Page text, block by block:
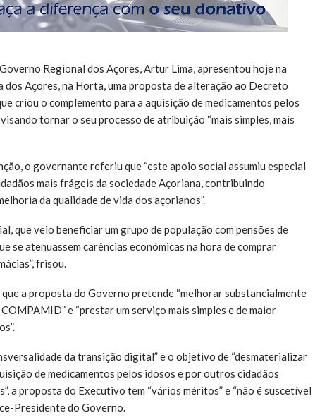
Regional dos Açores, Artur Lima, apresentou hoje na
dos Açores, na Horta, uma proposta de alteração ao Decreto
criou o complemento para a aquisição de medicamentos pelos
tornar o seu processo de atribuição “mais simples, mais
o governante referiu que “este apoio social assumiu especial
mais frágeis da sociedade Açoriana, contribuindo
da qualidade de vida dos açorianos”.
que veio beneficiar um grupo de população com pensões de
se atenuassem carências económicas na hora de comprar
frisou.
a proposta do Governo pretende “melhorar substancialmente
e “prestar um serviço mais simples e de maior
da transição digital” e o objetivo de “desmaterializar
de medicamentos pelos idosos e por outros cidadãos
a proposta do Executivo tem “vários méritos” e “não é suscetível
Presidente do Governo.